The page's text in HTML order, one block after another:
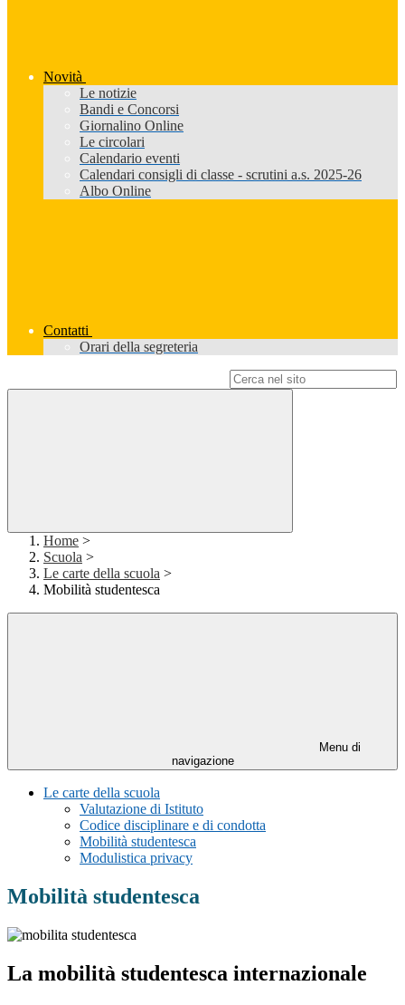
Novità
Le notizie
Bandi e Concorsi
Giornalino Online
Le circolari
Calendario eventi
Calendari consigli di classe - scrutini a.s. 2025-26
Albo Online
Contatti
Orari della segreteria
Home >
Scuola >
Le carte della scuola >
Mobilità studentesca
Menu di
navigazione
Le carte della scuola
Valutazione di Istituto
Codice disciplinare e di condotta
Mobilità studentesca
Modulistica privacy
Mobilità studentesca
La mobilità studentesca internazionale